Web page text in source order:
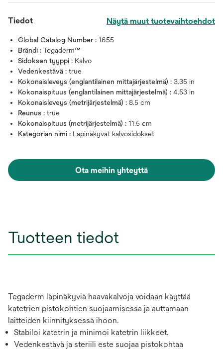
Tiedot Näytä muut tuotevaihtoehdot
Global Catalog Number : 1655
Brändi : Tegaderm™
Sidoksen tyyppi : Kalvo
Vedenkestävä : true
Kokonaisleveys (englantilainen mittajärjestelmä) : 3.35 in
Kokonaispituus (englantilainen mittajärjestelmä) : 4.53 in
Kokonaisleveys (metrijärjestelmä) : 8.5 cm
Reunus : true
Kokonaispituus (metrijärjestelmä) : 11.5 cm
Kategorian nimi : Läpinäkyvät kalvosidokset
Ota meihin yhteyttä
Tuotteen tiedot
Tegaderm läpinäkyviä haavakalvoja voidaan käyttää
katetrien pistokohtien suojaamisessa ja auttamaan
laitteiden kiinnityksessä ihoon.
Stabiloi katetrin ja minimoi katetrin liikkeet.
Vedenkestävä ja steriili este suojaa pistokohtaa